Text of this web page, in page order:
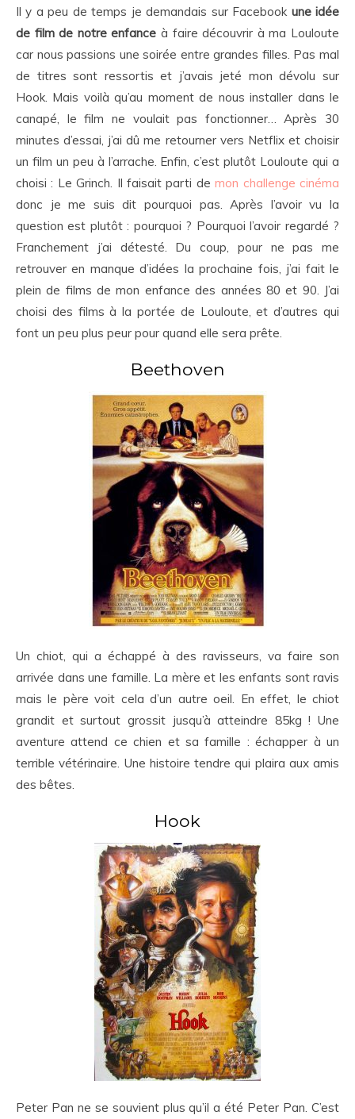
Il y a peu de temps je demandais sur Facebook une idée
de film de notre enfance à faire découvrir à ma Louloute
car nous passions une soirée entre grandes filles. Pas mal
de titres sont ressortis et j’avais jeté mon dévolu sur
Hook. Mais voilà qu’au moment de nous installer dans le
canapé, le film ne voulait pas fonctionner… Après 30
minutes d’essai, j’ai dû me retourner vers Netflix et choisir
un film un peu à l’arrache. Enfin, c’est plutôt Louloute qui a
choisi : Le Grinch. Il faisait parti de mon challenge cinéma
donc je me suis dit pourquoi pas. Après l’avoir vu la
question est plutôt : pourquoi ? Pourquoi l’avoir regardé ?
Franchement j’ai détesté. Du coup, pour ne pas me
retrouver en manque d’idées la prochaine fois, j’ai fait le
plein de films de mon enfance des années 80 et 90. J’ai
choisi des films à la portée de Louloute, et d’autres qui
font un peu plus peur pour quand elle sera prête.
Beethoven
Un chiot, qui a échappé à des ravisseurs, va faire son
arrivée dans une famille. La mère et les enfants sont ravis
mais le père voit cela d’un autre oeil. En effet, le chiot
grandit et surtout grossit jusqu’à atteindre 85kg ! Une
aventure attend ce chien et sa famille : échapper à un
terrible vétérinaire. Une histoire tendre qui plaira aux amis
des bêtes.
Hook
Peter Pan ne se souvient plus qu’il a été Peter Pan. C’est